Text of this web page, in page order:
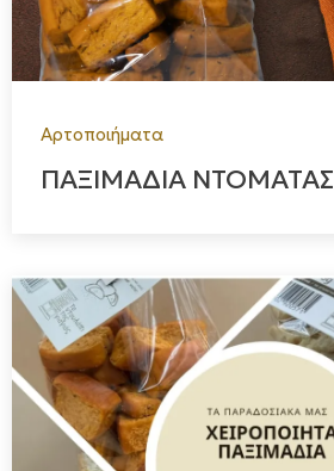
Αρτοποιήματα
ΠΑΞΙΜΑΔΙΑ ΝΤΟΜΑΤΑΣ